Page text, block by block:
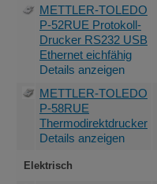
METTLER-TOLEDO
P-52RUE Protokoll-
Drucker RS232 USB
Ethernet eichfähig
Details anzeigen
METTLER-TOLEDO
P-58RUE
Thermodirektdrucker
Details anzeigen
Elektrisch